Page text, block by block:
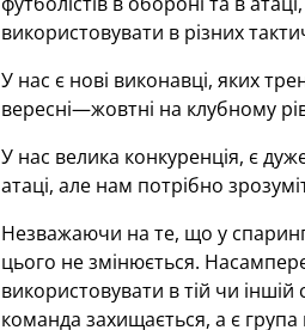
використовувати в різних
У нас є нові виконавці, яких
вересні—жовтні на клубному
У нас велика конкуренція, є
атаці, але нам потрібно
Незважаючи на те, що у
цього не змінюється.
використовувати в тій чи
команда захищається, а є